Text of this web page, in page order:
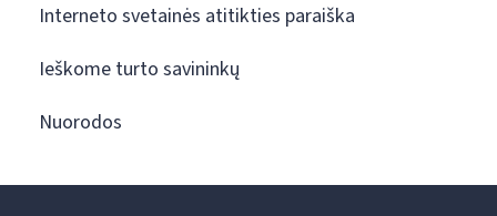
Interneto svetainės atitikties paraiška
Ieškome turto savininkų
Nuorodos